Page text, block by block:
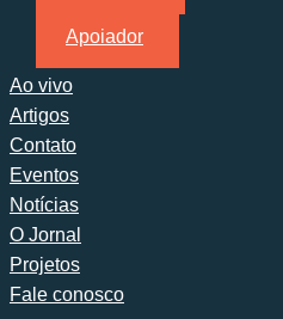
Apoiador
Ao vivo
Artigos
Contato
Eventos
Notícias
O Jornal
Projetos
Fale conosco